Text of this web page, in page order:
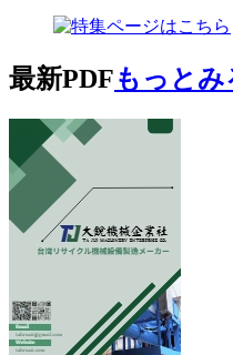
最新PDFもっとみ